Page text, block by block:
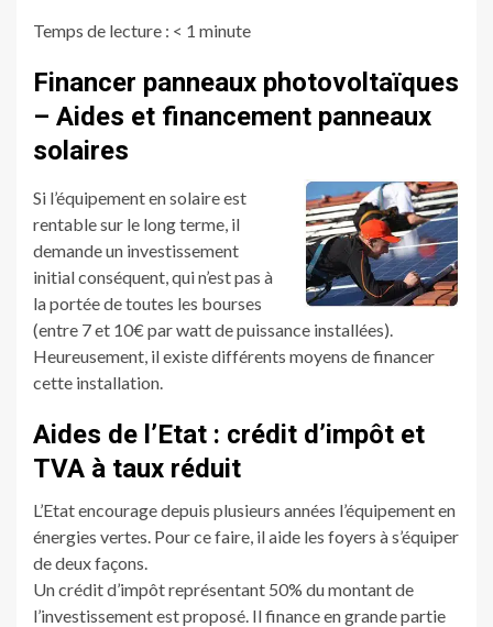
Temps de lecture : < 1 minute
Financer panneaux photovoltaïques
– Aides et financement panneaux
solaires
Si l’équipement en solaire est
rentable sur le long terme, il
demande un investissement
initial conséquent, qui n’est pas à
la portée de toutes les bourses
(entre 7 et 10€ par watt de puissance installées).
Heureusement, il existe différents moyens de financer
cette installation.
Aides de l’Etat : crédit d’impôt et
TVA à taux réduit
L’Etat encourage depuis plusieurs années l’équipement en
énergies vertes. Pour ce faire, il aide les foyers à s’équiper
de deux façons.
Un crédit d’impôt représentant 50% du montant de
l’investissement est proposé. Il finance en grande partie